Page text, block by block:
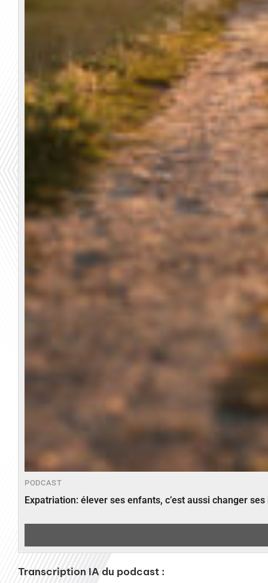
PODCAST
Expatriation: élever ses enfants, c’est aussi changer
Transcription IA du podcast :